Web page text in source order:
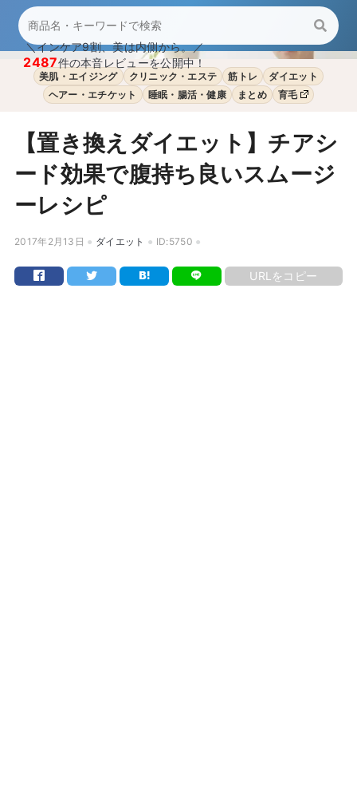
＼インケア9割、美は内側から。／
2487件の本音レビューを公開中！
美肌・エイジング クリニック・エステ 筋トレ
ダイエット
ヘアー・エチケット
睡眠・腸活・健康 まとめ 育毛
【置き換えダイエット】チアシ
ード効果で腹持ち良いスムージ
ーレシピ
2017年2月13日 ダイエット ID:5750
URLをコピー